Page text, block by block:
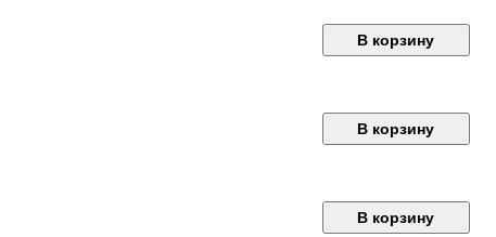
В корзину
В корзину
В корзину